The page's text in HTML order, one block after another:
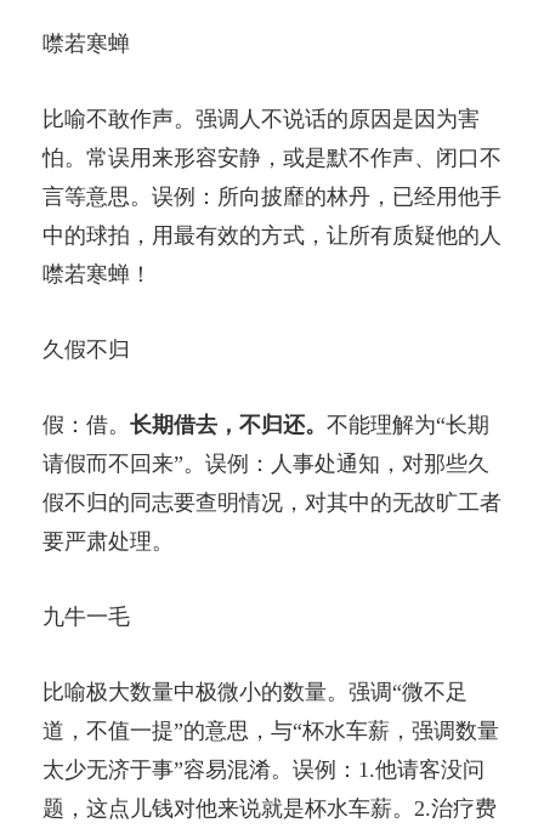
噤若寒蝉
比喻不敢作声。强调人不说话的原因是因为害
怕。常误用来形容安静，或是默不作声、闭口不
言等意思。误例：所向披靡的林丹，已经用他手
中的球拍，用最有效的方式，让所有质疑他的人
噤若寒蝉！
久假不归
假：借。 长期借去，不归还。 不能理解为“长期
请假而不回来”。误例：人事处通知，对那些久
假不归的同志要查明情况，对其中的无故旷工者
要严肃处理。
九牛一毛
比喻极大数量中极微小的数量。强调“微不足
道，不值一提”的意思，与“杯水车薪，强调数量
太少无济于事”容易混淆。误例：1.他请客没问
题，这点儿钱对他来说就是杯水车薪。2.治疗费